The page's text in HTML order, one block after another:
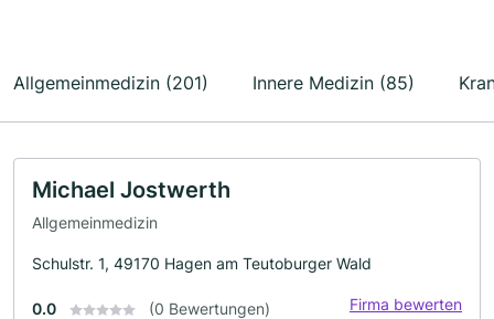
Allgemeinmedizin (201) Innere Medizin (85)
Michael Jostwerth
Allgemeinmedizin
Schulstr. 1, 49170 Hagen am Teutoburger Wald
0.0 (0 Bewertungen) Firma bewerten